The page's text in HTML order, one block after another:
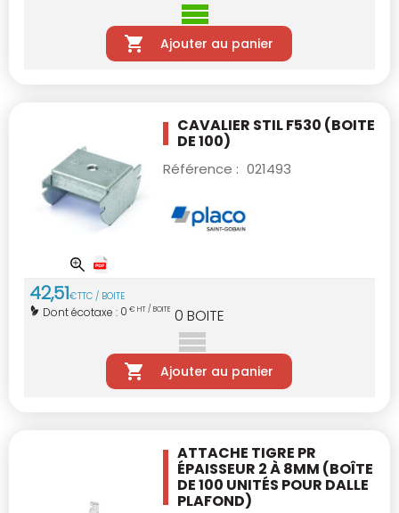
Ajouter au panier
CAVALIER STIL F530 (BOITE
DE 100)
Référence : 021493
42,51€TTC / BOITE
Dont écotaxe : 0 € HT / BOITE 0 BOITE
Ajouter au panier
ATTACHE TIGRE PR
ÉPAISSEUR 2 À 8MM (BOÎTE
DE 100 UNITÉS POUR DALLE
PLAFOND)